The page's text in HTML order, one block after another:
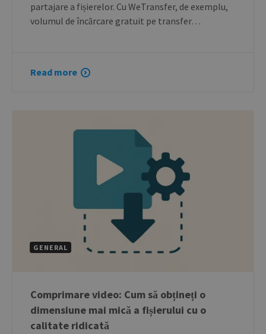
partajare a fișierelor. Cu WeTransfer, de exemplu,
volumul de încărcare gratuit pe transfer…
Read more
GENERAL
Comprimare video: Cum să obțineți o
dimensiune mai mică a fișierului cu o
calitate ridicată